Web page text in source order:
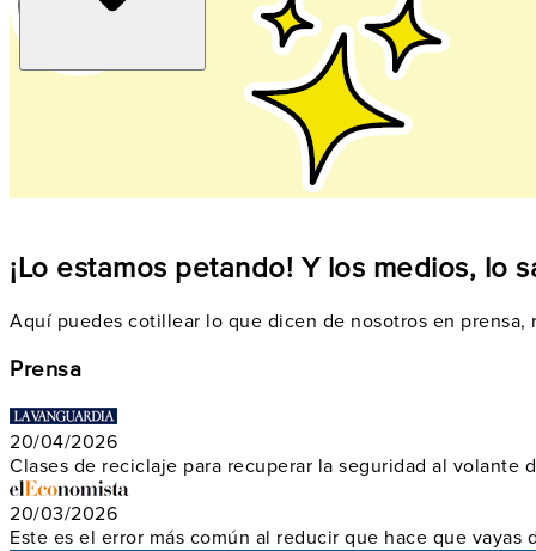
¡Lo estamos petando! Y los medios, lo
Aquí puedes cotillear lo que dicen de nosotros en
Prensa
20/04/2026
Clases de reciclaje para recuperar la seguridad al volante
20/03/2026
Este es el error más común al reducir que hace que